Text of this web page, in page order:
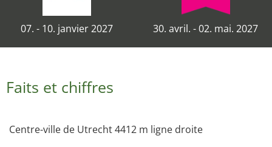
07. - 10. janvier 2027 30. avril. - 02. mai. 2027
Faits et chiffres
Centre-ville de Utrecht 4412 m ligne droite